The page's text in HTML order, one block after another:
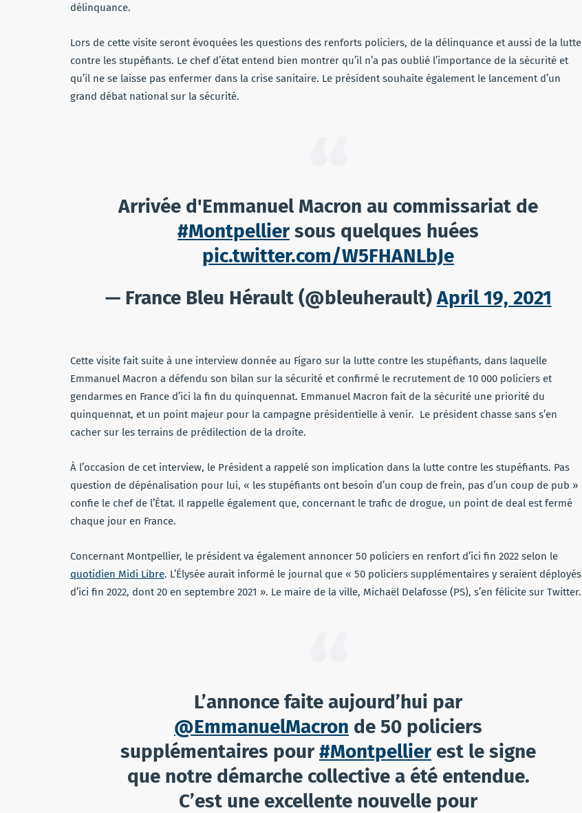
délinquance.
Lors de cette visite seront évoquées les questions des renforts policiers, de la délinquance et aussi de la lutte
contre les stupéfiants. Le chef d’état entend bien montrer qu’il n’a pas oublié l’importance de la sécurité et
qu’il ne se laisse pas enfermer dans la crise sanitaire. Le président souhaite également le lancement d’un
grand débat national sur la sécurité.
Arrivée d'Emmanuel Macron au commissariat de
#Montpelliersous quelques huées
pic.twitter.com/W5FHANLbJe
— France Bleu Hérault (@bleuherault) April 19, 2021
Cette visite fait suite à une interview donnée au Figaro sur la lutte contre les stupéfiants, dans laquelle
Emmanuel Macron a défendu son bilan sur la sécurité et confirmé le recrutement de 10 000 policiers et
gendarmes en France d’ici la fin du quinquennat. Emmanuel Macron fait de la sécurité une priorité du
quinquennat, et un point majeur pour la campagne présidentielle à venir. Le président chasse sans s’en
cacher sur les terrains de prédilection de la droite.
À l’occasion de cet interview, le Président a rappelé son implication dans la lutte contre les stupéfiants. Pas
question de dépénalisation pour lui, « les stupéfiants ont besoin d’un coup de frein, pas d’un coup de pub »
confie le chef de l’État. Il rappelle également que, concernant le trafic de drogue, un point de deal est fermé
chaque jour en France.
Concernant Montpellier, le président va également annoncer 50 policiers en renfort d’ici fin 2022 selon le
quotidien Midi Libre. L’Élysée aurait informé le journal que « 50 policiers supplémentaires y seraient déployés
d’ici fin 2022, dont 20 en septembre 2021 ». Le maire de la ville, Michaël Delafosse (PS), s’en félicite sur Twitter.
L’annonce faite aujourd’hui par
@EmmanuelMacron de 50 policiers
supplémentaires pour#Montpellierest le signe
que notre démarche collective a été entendue.
C’est une excellente nouvelle pour